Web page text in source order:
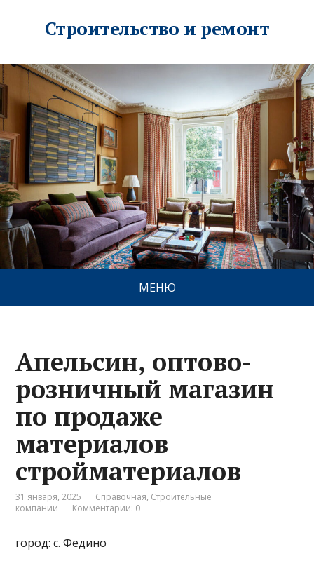
Строительство и ремонт
МЕНЮ
Апельсин, оптово-
розничный магазин
по продаже
материалов
стройматериалов
31 января, 2025 Справочная, Строительные
компании
Комментарии: 0
город: с. Федино